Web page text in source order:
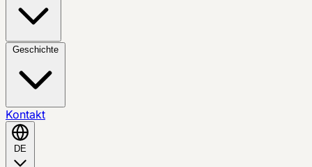
Geschichte
Kontakt
DE